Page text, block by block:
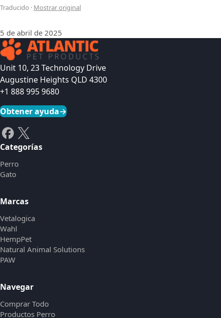
Traducido · Mostrar original
5 de abril de 2025
Unit 10, 23 Technology Drive
Augustine Heights QLD 4300
+1 888 995 9680
Obtener ayuda→
Categorías
Perro
Gato
Marcas
Vetalogica
Wahl
HempPet
Natural Animal Solutions
PAW
Navegar
Comprar Todo
Productos Perro